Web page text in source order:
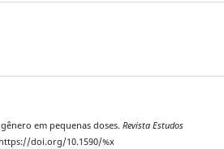
em pequenas doses. Revista Estudos
https://doi.org/10.1590/%x